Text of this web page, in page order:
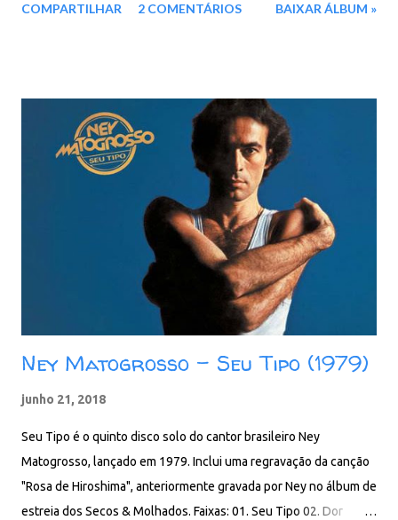
acordaram para mostrar a música. Musiquei “Balalaica”, poema
04. Forró lunar 05. Xote delicado 06. Balanciê 07. Noite de São
João 08. Pé de rosa 09. Balalaica 10. Forró concreto Baixar: 68
MB - ZiP - MP3 - 320 Kbps pCloud - Google Drive - Box - MEGA -
COMPARTILHAR 2 COMENTÁRIOS BAIXAR ÁLBUM »
Ney Matogrosso - Seu Tipo (1979)
junho 21, 2018
Seu Tipo é o quinto disco solo do cantor brasileiro Ney
Matogrosso, lançado em 1979. Inclui uma regravação da canção
"Rosa de Hiroshima", anteriormente gravada por Ney no álbum de
estreia dos Secos & Molhados. Faixas: 01. Seu Tipo 02. Dor